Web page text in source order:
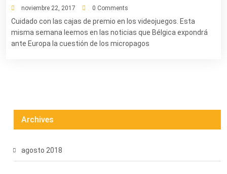
noviembre 22, 2017 0 Comments
Cuidado con las cajas de premio en los videojuegos. Esta
misma semana leemos en las noticias que Bélgica expondrá
ante Europa la cuestión de los micropagos
Archives
agosto 2018